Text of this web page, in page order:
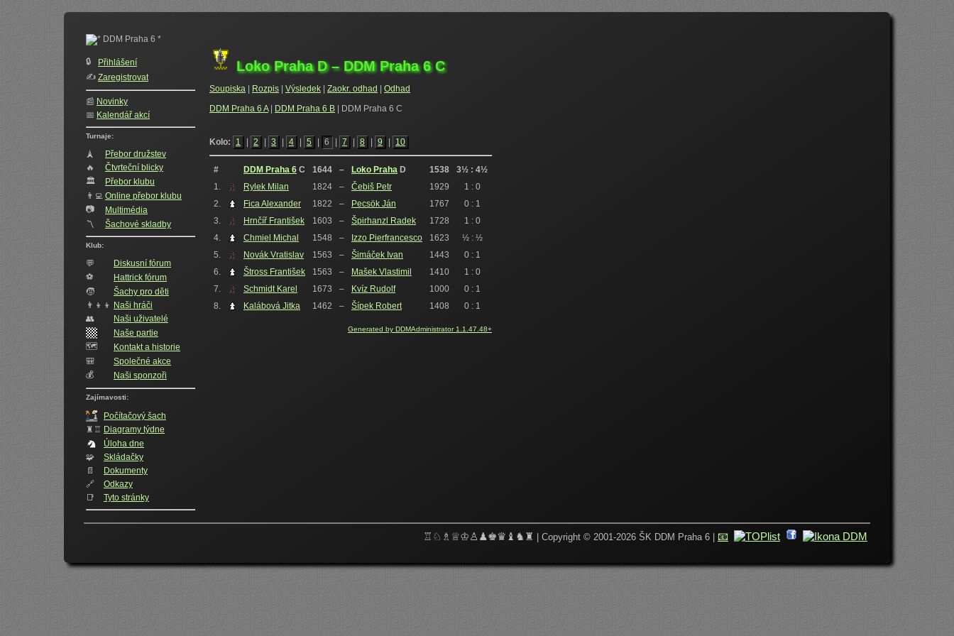
🔒
Přihlášení
✍️‍ Zaregistrovat
📰 Novinky
📅 Kalendář akcí
Turnaje:
🗼
Přebor družstev
🔥
Čtvrteční blicky
🏛
Přebor klubu
👨‍💻 Online přebor klubu
📷
Multimédia
〽️
Šachové skladby
Klub:
💬
Diskusní fórum
⚽
Hattrick fórum
🧒
Šachy pro děti
👨‍👦‍👦 Naši hráči
👥️
Naši uživatelé
Naše partie
🗺️
Kontakt a historie
🎒
Společné akce
💰
Naši sponzoři
Zajímavosti:
Počítačový šach
♜♖ Diagramy týdne
Úloha dne
🧩
Skládačky
📄
Dokumenty
🔗
Odkazy
📑
Tyto stránky
Loko Praha D – DDM Praha 6 C
Soupiska Rozpis Výsledek Zaokr. odhad
Odhad
DDM Praha 6 A| DDM Praha 6 B | DDM Praha 6 C
Kolo: 1 2 3 4 5 6 7 8 9 10
# DDM Praha 6 C 1644 – Loko Praha D 1538
3½ : 4½
1.
Rylek Milan 1824 – Čebiš Petr 1929
1 : 0
2.
Fica Alexander 1822 – Pecsök Ján 1767
0 : 1
3.
Hrnčíř František 1603 – Špirhanzl Radek 1728
1 : 0
4.
Chmiel Michal 1548 – Izzo Pierfrancesco 1623
½ : ½
5.
Novák Vratislav 1563 – Šimáček Ivan 1443
0 : 1
6.
Štross František 1563 – Mašek Vlastimil 1410
1 : 0
7.
Schmidt Karel 1673 – Kvíz Rudolf 1000
0 : 1
8.
Kalábová Jitka 1462 – Šípek Robert 1408 0 : 1
Generated by DDMAdministrator 1.1.47.48+
♖♘♗♕♔♙♟♚♛♝♞♜ | Copyright © 2001-2026 ŠK DDM Praha 6 | 📧